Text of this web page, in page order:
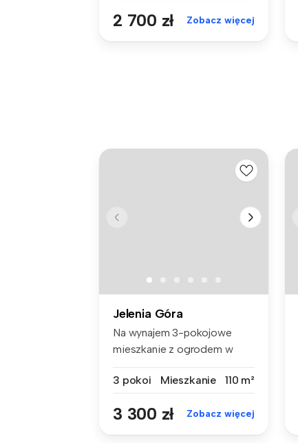
2 700 zł Zobacz więcej
Jelenia Góra
Na wynajem 3-pokojowe
mieszkanie z ogrodem w
3 pokoi
Mieszkanie 110 m²
3 300 zł Zobacz więcej